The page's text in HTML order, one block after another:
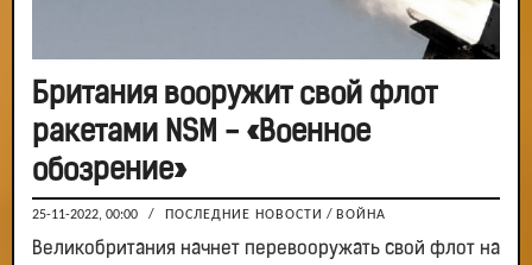
Британия вооружит свой флот
ракетами NSM - «Военное
обозрение»
25-11-2022, 00:00 / ПОСЛЕДНИЕ НОВОСТИ / ВОЙНА
Великобритания начнет перевооружать свой флот на